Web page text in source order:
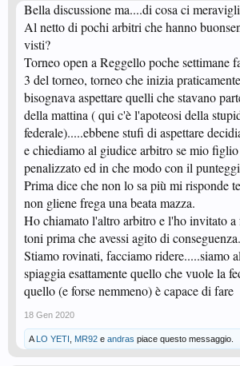
Bella discussione ma....di cosa ci
Al netto di pochi arbitri che hanno
visti?
Torneo open a Reggello poche settimane
3 del torneo, torneo che inizia
bisognava aspettare quelli che stavano
della mattina ( qui c'è l'apoteosi della
federale).....ebbene stufi di aspettare
e chiediamo al giudice arbitro se mio figlio
penalizzato ed in che modo con il
Prima dice che non lo sa più mi risponde
non gliene frega una beata mazza.
Ho chiamato l'altro arbitro e l'ho invitato a
toni prima che avessi agito di
Stiamo rovinati, facciamo ridere.....siamo
spiaggia esattamente quello che vuole la
quello (e forse nemmeno) è capace di fare
18 Gen 2020
A LO YETI MR92 e andras piace questo messaggio.